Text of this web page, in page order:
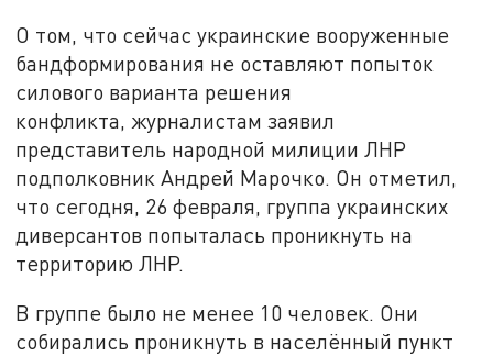
О том, что сейчас украинские вооруженные
бандформирования не оставляют попыток
силового варианта решения
конфликта, журналистам заявил
представитель народной милиции ЛНР
подполковник Андрей Марочко. Он отметил,
что сегодня, 26 февраля, группа украинских
диверсантов попыталась проникнуть на
территорию ЛНР.
В группе было не менее 10 человек. Они
собирались проникнуть в населённый пункт